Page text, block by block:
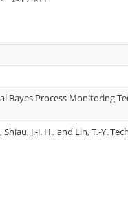
Bayes Process Monitoring
Shiau, J.-J. H., and Lin, T.-